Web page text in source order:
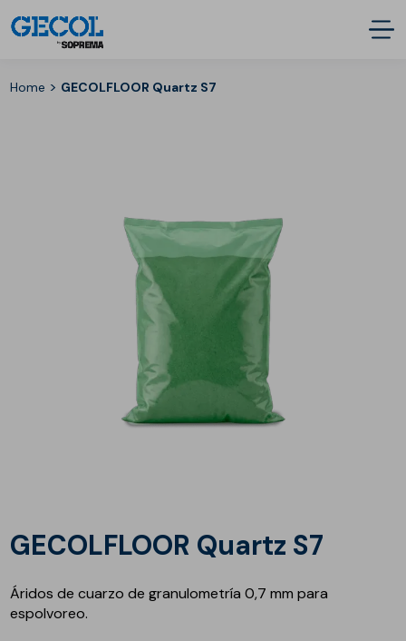
Home > GECOLFLOOR Quartz S7
GECOLFLOOR Quartz S7
Áridos de cuarzo de granulometría 0,7 mm para
espolvoreo.